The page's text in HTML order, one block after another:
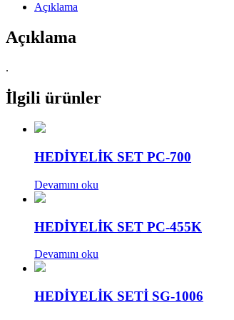
Açıklama
Açıklama
.
İlgili ürünler
HEDİYELİK SET PC-700
Devamını oku
HEDİYELİK SET PC-455K
Devamını oku
HEDİYELİK SETİ SG-1006